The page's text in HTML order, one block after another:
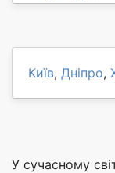
Київ, Дніпро,
У сучасному